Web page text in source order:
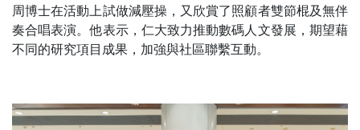
周博士在活動上試做減壓操，又欣賞了照顧者雙節棍及無伴
奏合唱表演。他表示，仁大致力推動數碼人文發展，期望藉
不同的研究項目成果，加強與社區聯繫互動。